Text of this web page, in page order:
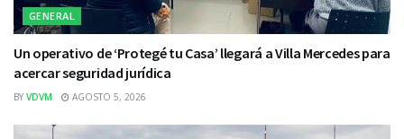
GENERAL
Un operativo de ‘Protegé tu Casa’ llegará a Villa Mercedes para
acercar seguridad jurídica
BY VDVM AGOSTO 5, 2026